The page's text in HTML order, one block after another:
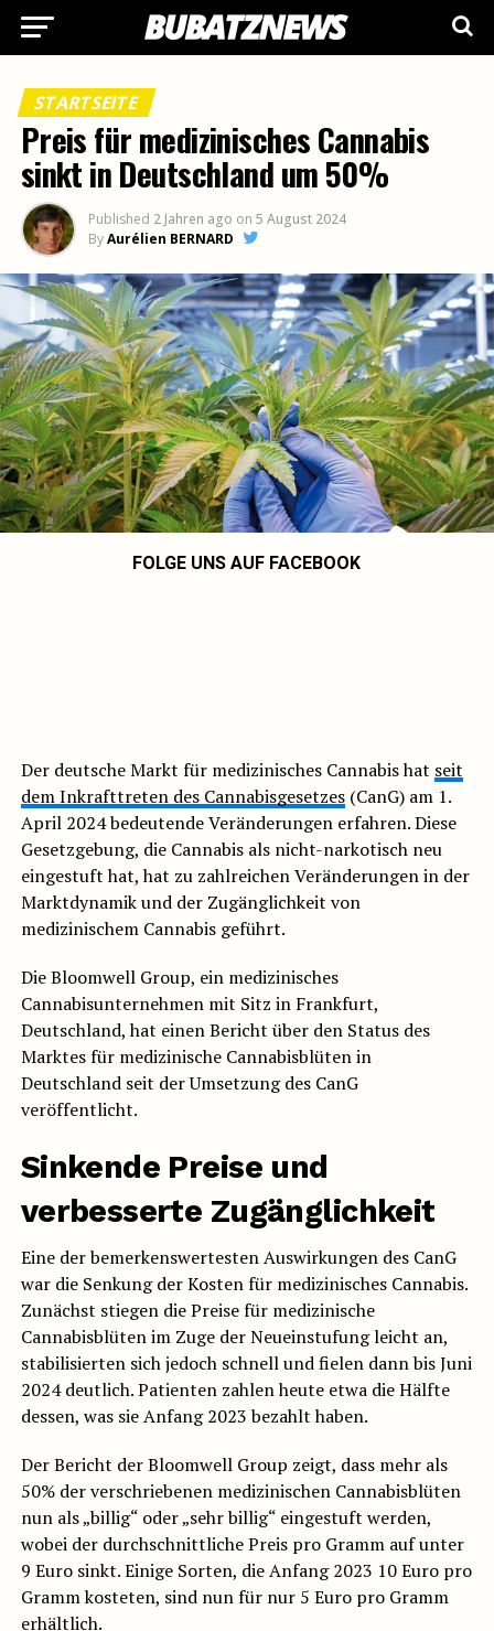
STARTSEITE
Preis für medizinisches Cannabis
sinkt in Deutschland um 50%
Published 2 Jahren ago on 5 August 2024
ByAurélien BERNARD
FOLGE UNS AUF FACEBOOK
Der deutsche Markt für medizinisches Cannabis hat seit
dem Inkrafttreten des Cannabisgesetzes(CanG) am 1.
April 2024 bedeutende Veränderungen erfahren. Diese
Gesetzgebung, die Cannabis als nicht-narkotisch neu
eingestuft hat, hat zu zahlreichen Veränderungen in der
Marktdynamik und der Zugänglichkeit von
medizinischem Cannabis geführt.
Die Bloomwell Group, ein medizinisches
Cannabisunternehmen mit Sitz in Frankfurt,
Deutschland, hat einen Bericht über den Status des
Marktes für medizinische Cannabisblüten in
Deutschland seit der Umsetzung des CanG
veröffentlicht.
Sinkende Preise und
verbesserte Zugänglichkeit
Eine der bemerkenswertesten Auswirkungen des CanG
war die Senkung der Kosten für medizinisches Cannabis.
Zunächst stiegen die Preise für medizinische
Cannabisblüten im Zuge der Neueinstufung leicht an,
stabilisierten sich jedoch schnell und fielen dann bis Juni
2024 deutlich. Patienten zahlen heute etwa die Hälfte
dessen, was sie Anfang 2023 bezahlt haben.
Der Bericht der Bloomwell Group zeigt, dass mehr als
50% der verschriebenen medizinischen Cannabisblüten
nun als „billig“ oder „sehr billig“ eingestuft werden,
wobei der durchschnittliche Preis pro Gramm auf unter
9 Euro sinkt. Einige Sorten, die Anfang 2023 10 Euro pro
Gramm kosteten, sind nun für nur 5 Euro pro Gramm
erhältlich.